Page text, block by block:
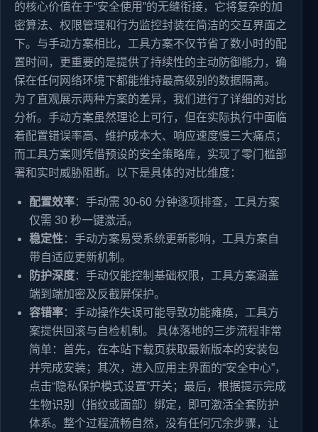
的核心价值在于“安全使用”的无缝衔接，它将复杂的加
密算法、权限管理和行为监控封装在简洁的交互界面之
下。与手动方案相比，工具方案不仅节省了数小时的配
置时间，更重要的是提供了持续性的主动防御能力，确
保在任何网络环境下都能维持最高级别的数据隔离。
为了直观展示两种方案的差异，我们进行了详细的对比
分析。手动方案虽然理论上可行，但在实际执行中面临
着配置错误率高、维护成本大、响应速度慢三大痛点；
而工具方案则凭借预设的安全策略库，实现了零门槛部
署和实时威胁阻断。以下是具体的对比维度：
配置效率：手动需 30-60 分钟逐项排查，工具方案
仅需 30 秒一键激活。
稳定性：手动方案易受系统更新影响，工具方案自
带自适应更新机制。
防护深度：手动仅能控制基础权限，工具方案涵盖
端到端加密及反截屏保护。
容错率：手动操作失误可能导致功能瘫痪，工具方
案提供回滚与自检机制。 具体落地的三步流程非常
简单：首先，在本站下载页获取最新版本的安装包
并完成安装；其次，进入应用主界面的“安全中心”，
点击“隐私保护模式设置”开关；最后，根据提示完成
生物识别（指纹或面部）绑定，即可激活全套防护
体系。整个过程流畅自然，没有任何冗余步骤，让